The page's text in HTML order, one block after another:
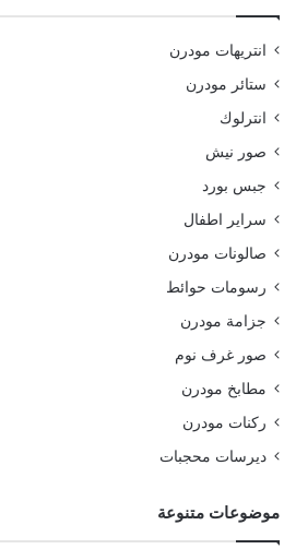
انتريهات مودرن
ستائر مودرن
انترلوك
صور نيش
جبس بورد
سراير اطفال
صالونات مودرن
رسومات حوائط
جزامة مودرن
صور غرف نوم
مطابخ مودرن
ركنات مودرن
ديرسات محجبات
موضوعات متنوعة